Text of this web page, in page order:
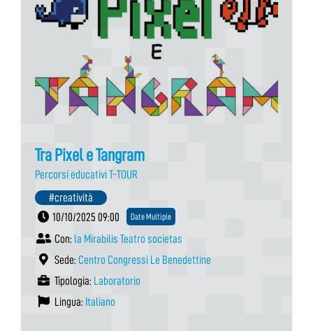
Tra Pixel e Tangram
Percorsi educativi T-TOUR
#creatività
10/10/2025 09:00
Date Multiple
Con: la Mirabilis Teatro societas
Sede: Centro Congressi Le Benedettine
Tipologia: Laboratorio
Lingua: Italiano